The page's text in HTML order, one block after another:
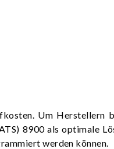
Um
8900 als optimale
werden können.